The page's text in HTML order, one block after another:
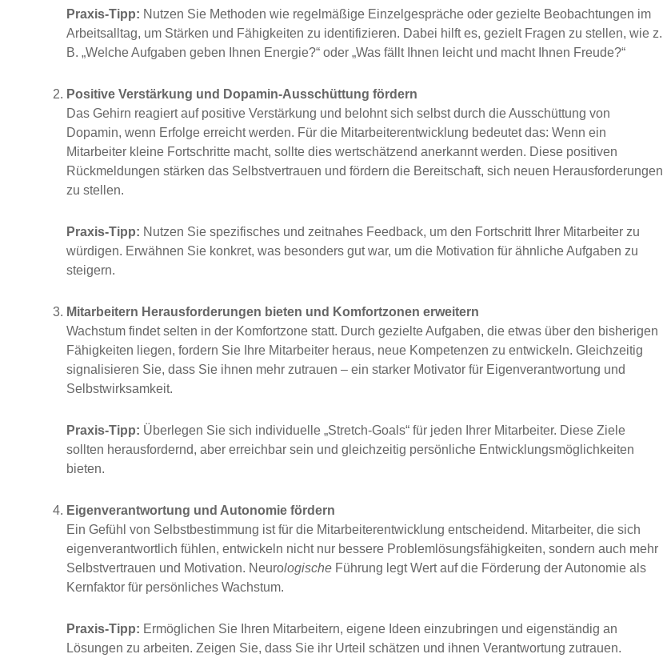
Praxis-Tipp: Nutzen Sie Methoden wie regelmäßige Einzelgespräche oder gezielte Beobachtungen im
Arbeitsalltag, um Stärken und Fähigkeiten zu identifizieren. Dabei hilft es, gezielt Fragen zu stellen, wie z.
B. „Welche Aufgaben geben Ihnen Energie?“ oder „Was fällt Ihnen leicht und macht Ihnen Freude?“
Positive Verstärkung und Dopamin-Ausschüttung fördern
Das Gehirn reagiert auf positive Verstärkung und belohnt sich selbst durch die Ausschüttung von
Dopamin, wenn Erfolge erreicht werden. Für die Mitarbeiterentwicklung bedeutet das: Wenn ein
Mitarbeiter kleine Fortschritte macht, sollte dies wertschätzend anerkannt werden. Diese positiven
Rückmeldungen stärken das Selbstvertrauen und fördern die Bereitschaft, sich neuen Herausforderungen
zu stellen.
Praxis-Tipp: Nutzen Sie spezifisches und zeitnahes Feedback, um den Fortschritt Ihrer Mitarbeiter zu
würdigen. Erwähnen Sie konkret, was besonders gut war, um die Motivation für ähnliche Aufgaben zu
steigern.
Mitarbeitern Herausforderungen bieten und Komfortzonen erweitern
Wachstum findet selten in der Komfortzone statt. Durch gezielte Aufgaben, die etwas über den bisherigen
Fähigkeiten liegen, fordern Sie Ihre Mitarbeiter heraus, neue Kompetenzen zu entwickeln. Gleichzeitig
signalisieren Sie, dass Sie ihnen mehr zutrauen – ein starker Motivator für Eigenverantwortung und
Selbstwirksamkeit.
Praxis-Tipp: Überlegen Sie sich individuelle „Stretch-Goals“ für jeden Ihrer Mitarbeiter. Diese Ziele
sollten herausfordernd, aber erreichbar sein und gleichzeitig persönliche Entwicklungsmöglichkeiten
bieten.
Eigenverantwortung und Autonomie fördern
Ein Gefühl von Selbstbestimmung ist für die Mitarbeiterentwicklung entscheidend. Mitarbeiter, die sich
eigenverantwortlich fühlen, entwickeln nicht nur bessere Problemlösungsfähigkeiten, sondern auch mehr
Selbstvertrauen und Motivation. Neurologische Führung legt Wert auf die Förderung der Autonomie als
Kernfaktor für persönliches Wachstum.
Praxis-Tipp: Ermöglichen Sie Ihren Mitarbeitern, eigene Ideen einzubringen und eigenständig an
Lösungen zu arbeiten. Zeigen Sie, dass Sie ihr Urteil schätzen und ihnen Verantwortung zutrauen.